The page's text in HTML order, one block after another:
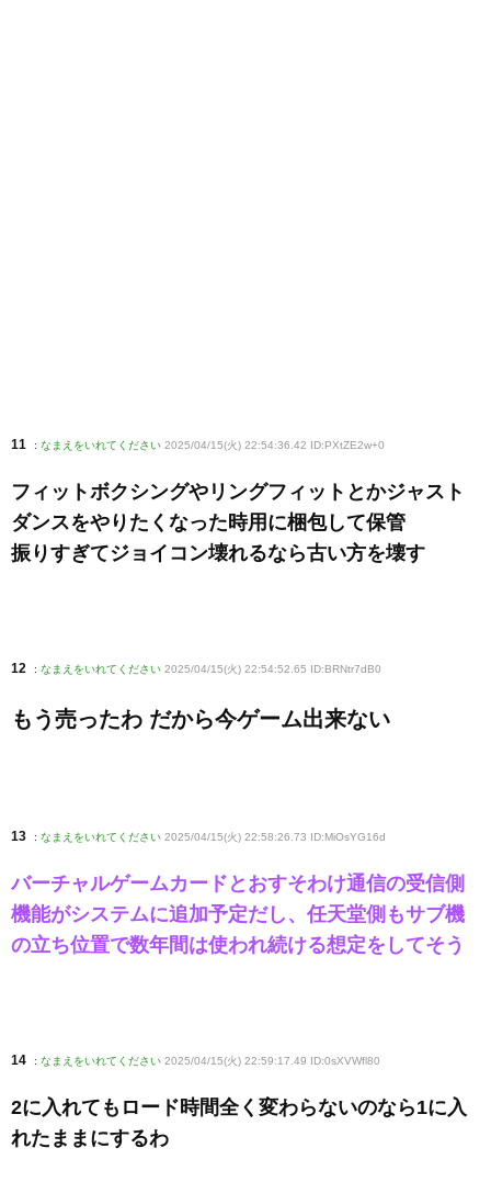
11 : なまえをいれてください 2025/04/15(火) 22:54:36.42 ID:PXtZE2w+0
フィットボクシングやリングフィットとかジャスト
ダンスをやりたくなった時用に梱包して保管
振りすぎてジョイコン壊れるなら古い方を壊す
12 : なまえをいれてください 2025/04/15(火) 22:54:52.65 ID:BRNtr7dB0
もう売ったわ だから今ゲーム出来ない
13 : なまえをいれてください 2025/04/15(火) 22:58:26.73 ID:MiOsYG16d
バーチャルゲームカードとおすそわけ通信の受信側
機能がシステムに追加予定だし、任天堂側もサブ機
の立ち位置で数年間は使われ続ける想定をしてそう
14 : なまえをいれてください 2025/04/15(火) 22:59:17.49 ID:0sXVWfl80
2に入れてもロード時間全く変わらないのなら1に入
れたままにするわ